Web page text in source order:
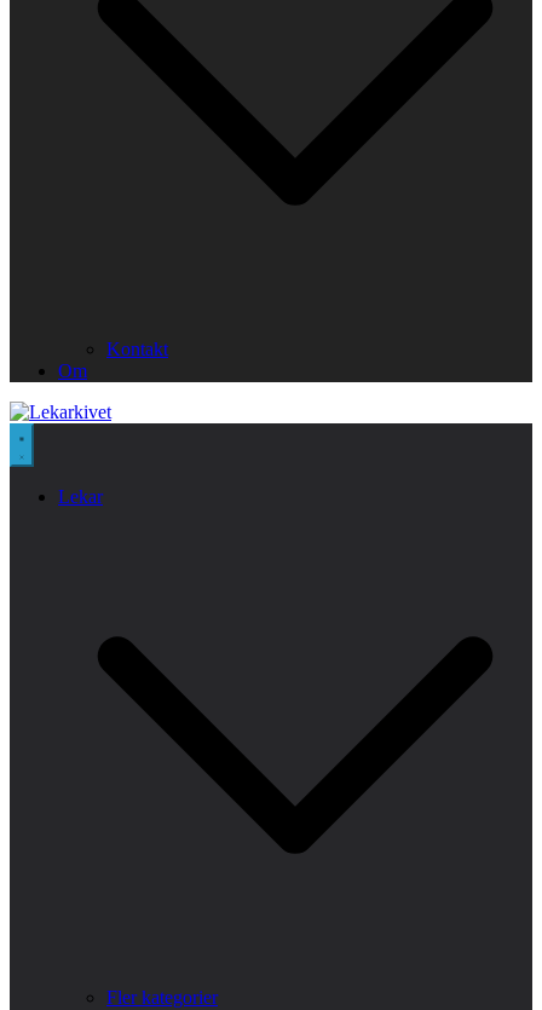
Kontakt
Om
Lekar
Fler kategorier